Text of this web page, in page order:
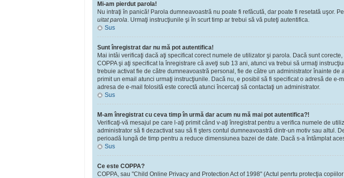
Mi-am pierdut parola!
Nu intraţi în panică! Parola dumneavoastră nu poate fi refăcută, dar poate fi resetată uşor.
uitat parola. Urmaţi instrucţiunile şi în scurt timp ar trebui să vă puteţi autentifica.
Sus
Sunt înregistrat dar nu mă pot autentifica!
Mai intâi verificaţi dacă aţi specificat corect numele de utilizator şi parola. Dacă sunt
COPPA şi aţi specificat la înregistrare că aveţi sub 13 ani, atunci va trebui să urmaţi
trebuie activat fie de către dumneavoastră personal, fie de către un administrator înainte
primit un email atunci urmaţi instrucţiunile. Dacă nu, e posibil să fi specificat o adresă de
adresa de e-mail folosită este corectă atunci încercaţi să contactaţi un administrator.
Sus
M-am înregistrat cu ceva timp în urmă dar acum nu mă mai pot autentifica?!
Verificaţi-vă mesajul pe care l-aţi primit când v-aţi înregistrat pentru a verifica numele de
administrator să fi dezactivat sau să fi şters contul dumneavoastră dintr-un motiv sau altul.
perioadă lungă de timp pentru a reduce dimensiunea bazei de date. Dacă s-a întâmplat
Sus
Ce este COPPA?
COPPA, sau "Child Online Privacy and Protection Act of 1998" (Actul penrtu protecţia